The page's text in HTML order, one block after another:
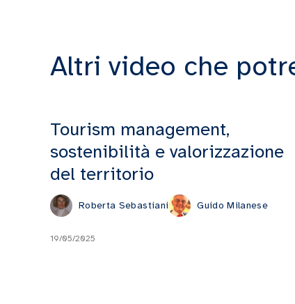
Altri video che
Tourism management,
sostenibilità e valorizzazione
del territorio
Roberta Sebastiani Guido Milanese
19/05/2025